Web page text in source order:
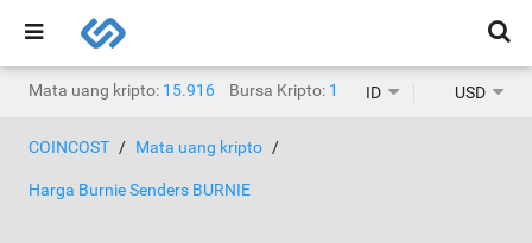
Mata uang kripto: 15.916 Bursa Kripto: 1.468ID USD
COINCOST Mata uang kripto
Harga Burnie Senders BURNIE